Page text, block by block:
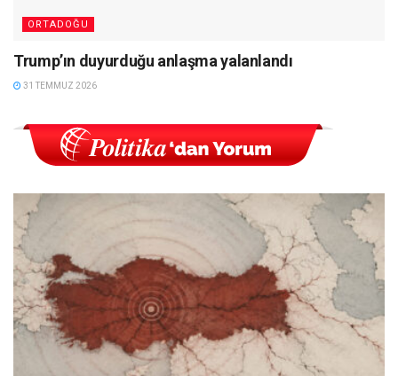
ORTADOĞU
Trump’ın duyurduğu anlaşma yalanlandı
31 TEMMUZ 2026